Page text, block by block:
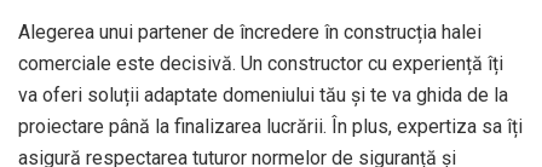
Alegerea unui partener de încredere în construcția halei
comerciale este decisivă. Un constructor cu experiență îți
va oferi soluții adaptate domeniului tău și te va ghida de la
proiectare până la finalizarea lucrării. În plus, expertiza sa îți
asigură respectarea tuturor normelor de siguranță și